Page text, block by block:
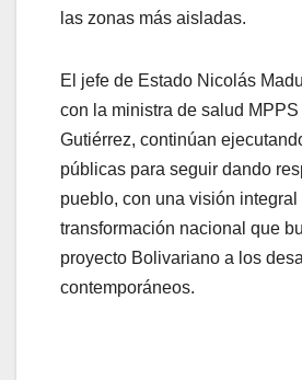
las zonas más aisladas.
El jefe de Estado Nicolás
con la ministra de salud
Gutiérrez, continúan
públicas para seguir dando
pueblo, con una visión integral
transformación nacional que
proyecto Bolivariano a los
contemporáneos.